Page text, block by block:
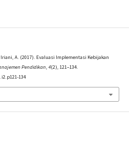
A. (2017). Evaluasi Implementasi Kebijakan
Pendidikan, 4(2), 121–134.
134